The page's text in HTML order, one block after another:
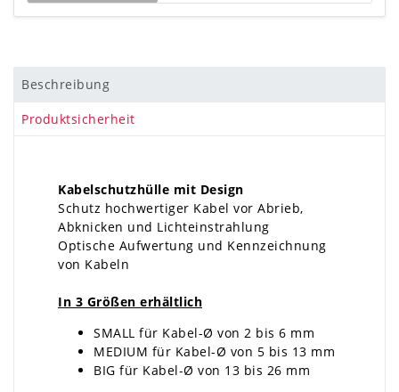
Beschreibung
Produktsicherheit
Kabelschutzhülle mit Design
Schutz hochwertiger Kabel vor Abrieb,
Abknicken und Lichteinstrahlung
Optische Aufwertung und Kennzeichnung
von Kabeln
In 3 Größen erhältlich
SMALL für Kabel-Ø von 2 bis 6 mm
MEDIUM für Kabel-Ø von 5 bis 13 mm
BIG für Kabel-Ø von 13 bis 26 mm